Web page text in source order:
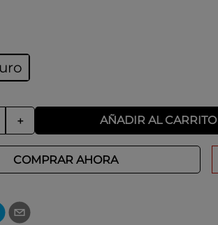
＋ AÑADIR AL CARRITO
COMPRAR AHORA